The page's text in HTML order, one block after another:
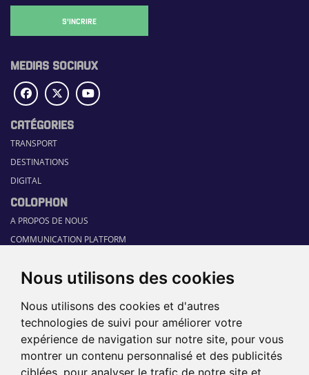
Nous utilisons des cookies
Nous utilisons des cookies et d'autres
technologies de suivi pour améliorer votre
expérience de navigation sur notre site, pour vous
montrer un contenu personnalisé et des publicités
ciblées, pour analyser le trafic de notre site et
S'INCRIRE
MEDIAS SOCIAUX
CATÉGORIES
TRANSPORT
DESTINATIONS
DIGITAL
COLOPHON
A PROPOS DE NOUS
COMMUNICATION PLATFORM
RUBRIQUES
GUIDE SECTORIEL
JOBS
ÉVÉNEMENTS